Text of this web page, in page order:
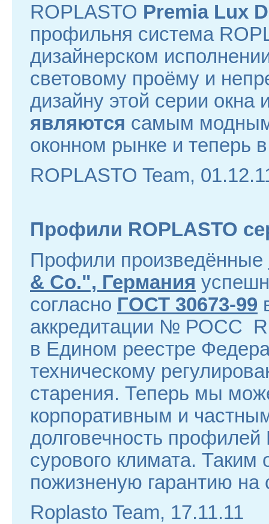
ROPLASTO Premia Lux
профильня система
дизайнерском
световому проёму и
дизайну этой серии окна
являются самым
оконном рынке и теперь
ROPLASTO Team,
Профили ROPLASTO
Профили произведённые
& Co.", Германия
согласно ГОСТ 30673-99
аккредитации № РОСС
в Едином реестре
техническому
старения. Теперь мы
корпоративным и
долговечность
сурового климата.
пожизненую гарантию
Roplasto Team, 17.11.11